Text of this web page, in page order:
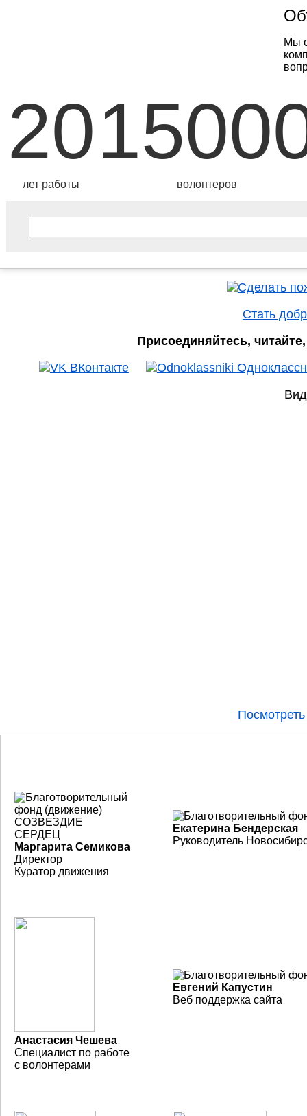
Мы
20
лет работы волонтеров
Стать
Присоединяйтесь,
Маргарита Семикова
Директор
Куратор движения
Екатерина Бендерская
Руководитель
Анастасия Чешева
Специалист по работе
с волонтерами
Евгений Капустин
Веб поддержка сайта